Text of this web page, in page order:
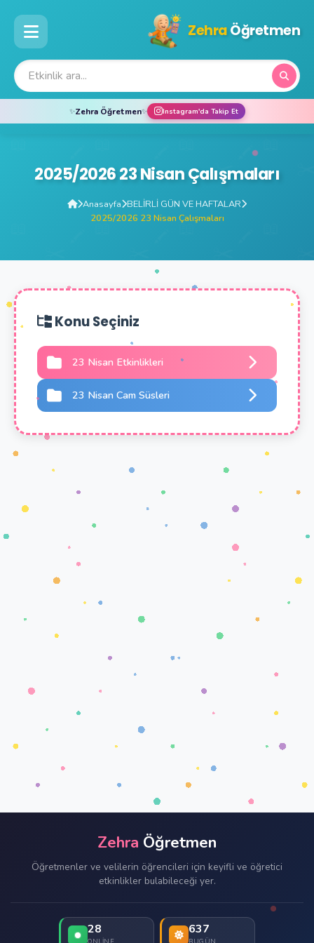
ZehraÖğretmen
✨Zehra Öğretmen✨ Instagram'da Takip Et
2025/2026 23 Nisan Çalışmaları
Anasayfa BELİRLİ GÜN VE HAFTALAR
2025/2026 23 Nisan Çalışmaları
Konu Seçiniz
23 Nisan Etkinlikleri
23 Nisan Cam Süsleri
Zehra Öğretmen
Öğretmenler ve velilerin öğrencileri için keyifli ve öğretici
etkinlikler bulabileceği yer.
28 637